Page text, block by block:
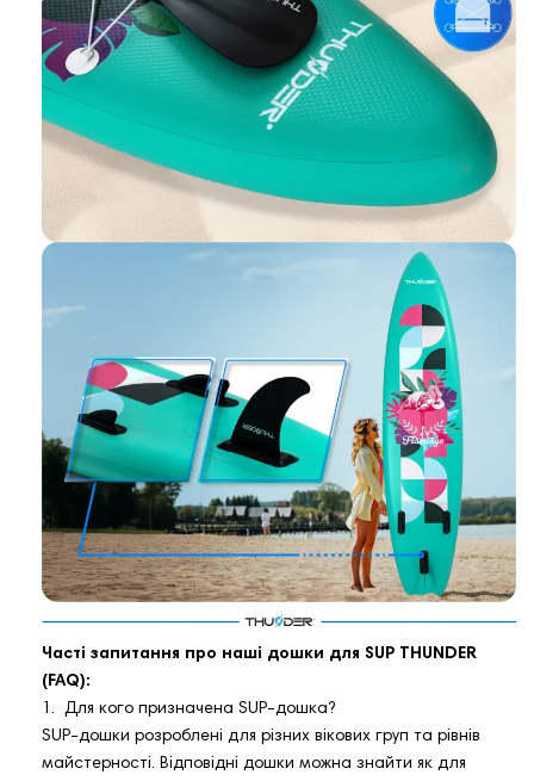
Часті запитання про наші дошки для SUP THUNDER
(FAQ):
1. Для кого призначена SUP-дошка?
SUP-дошки розроблені для різних вікових груп та рівнів
майстерності. Відповідні дошки можна знайти як для